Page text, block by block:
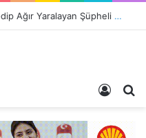
Ortopedik Engelli Bireyi Darbedip Ağır Yaralayan Şüpheli Tutuklandı
Giriş